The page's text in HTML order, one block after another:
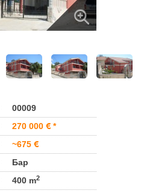
00009
270 000 *
~675
Бар
400 m2